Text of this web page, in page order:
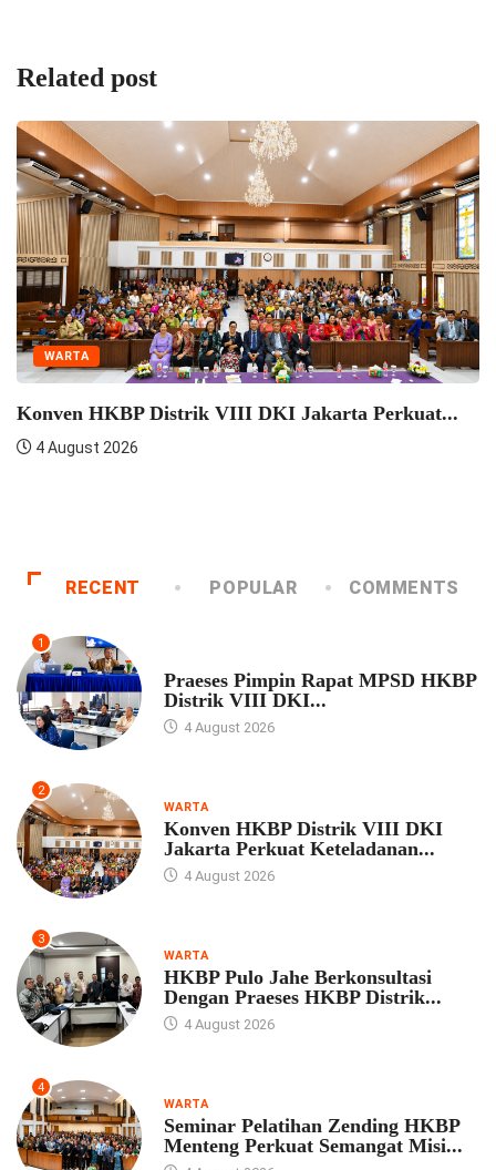
Related post
WARTA
Konven HKBP Distrik VIII DKI Jakarta Perkuat...
4 August 2026
RECENT POPULAR COMMENTS
1
Praeses Pimpin Rapat MPSD HKBP
Distrik VIII DKI...
4 August 2026
2
WARTA
Konven HKBP Distrik VIII DKI
Jakarta Perkuat Keteladanan...
4 August 2026
3
WARTA
HKBP Pulo Jahe Berkonsultasi
Dengan Praeses HKBP Distrik...
4 August 2026
4
WARTA
Seminar Pelatihan Zending HKBP
Menteng Perkuat Semangat Misi...